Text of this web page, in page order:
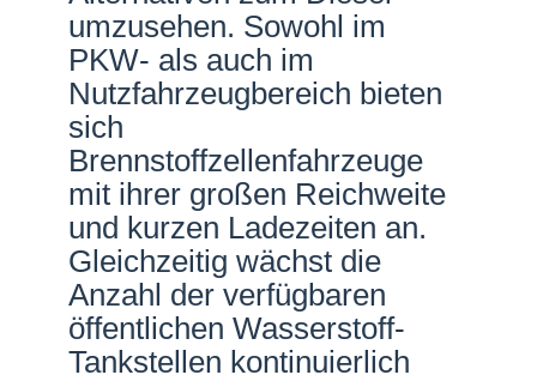
umzusehen. Sowohl im
PKW- als auch im
Nutzfahrzeugbereich bieten
sich
Brennstoffzellenfahrzeuge
mit ihrer großen Reichweite
und kurzen Ladezeiten an.
Gleichzeitig wächst die
Anzahl der verfügbaren
öffentlichen Wasserstoff-
Tankstellen kontinuierlich